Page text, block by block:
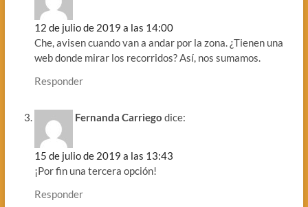
12 de julio de 2019 a las 14:00
Che, avisen cuando van a andar por la zona. ¿Tienen una
web donde mirar los recorridos? Así, nos sumamos.
Responder
Fernanda Carriego dice:
15 de julio de 2019 a las 13:43
¡Por fin una tercera opción!
Responder